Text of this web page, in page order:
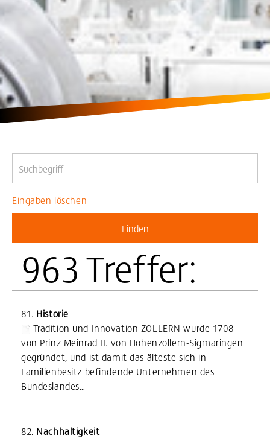
Eingaben löschen
963 Treffer:
81. Historie
Tradition und Innovation ZOLLERN wurde 1708
von Prinz Meinrad II. von Hohenzollern-Sigmaringen
gegründet, und ist damit das älteste sich in
Familienbesitz befindende Unternehmen des
Bundeslandes…
82. Nachhaltigkeit